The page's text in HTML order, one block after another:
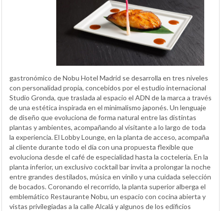
gastronómico de Nobu Hotel Madrid se desarrolla en tres niveles
con personalidad propia, concebidos por el estudio internacional
Studio Gronda, que traslada al espacio el ADN de la marca a través
de una estética inspirada en el minimalismo japonés. Un lenguaje
de diseño que evoluciona de forma natural entre las distintas
plantas y ambientes, acompañando al visitante a lo largo de toda
la experiencia. El Lobby Lounge, en la planta de acceso, acompaña
al cliente durante todo el día con una propuesta flexible que
evoluciona desde el café de especialidad hasta la coctelería. En la
planta inferior, un exclusivo cocktail bar invita a prolongar la noche
entre grandes destilados, música en vinilo y una cuidada selección
de bocados. Coronando el recorrido, la planta superior alberga el
emblemático Restaurante Nobu, un espacio con cocina abierta y
vistas privilegiadas a la calle Alcalá y algunos de los edificios